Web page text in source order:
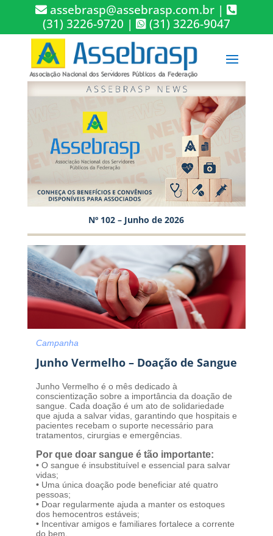
assebrasp@assebrasp.com.br |
(31) 3226-9720 | (31) 3226-9047
Nº 102 – Junho de 2026
Campanha
Junho Vermelho – Doação de Sangue
Junho Vermelho é o mês dedicado à
conscientização sobre a importância da doação de
sangue. Cada doação é um ato de solidariedade
que ajuda a salvar vidas, garantindo que hospitais e
pacientes recebam o suporte necessário para
tratamentos, cirurgias e emergências.
Por que doar sangue é tão importante:
•O sangue é insubstituível e essencial para salvar
vidas;
•Uma única doação pode beneficiar até quatro
pessoas;
•Doar regularmente ajuda a manter os estoques
dos hemocentros estáveis;
•Incentivar amigos e familiares fortalece a corrente
do bem.